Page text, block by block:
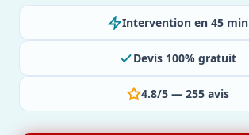
Intervention en 45 min
Devis 100% gratuit
4.8/5 — 255 avis